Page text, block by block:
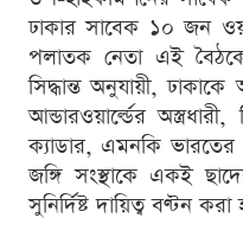
ঢাকার সাবেক ১০ জন
পলাতক নেতা এই
সিদ্ধান্ত অনুযায়ী,
আন্ডারওয়ার্ল্ডের
ক্যাডার, এমনকি ভারতের
জঙ্গি সংস্থাকে একই
সুনির্দিষ্ট দায়িত্ব বণ্টন করা